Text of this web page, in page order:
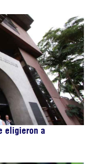
eligieron a